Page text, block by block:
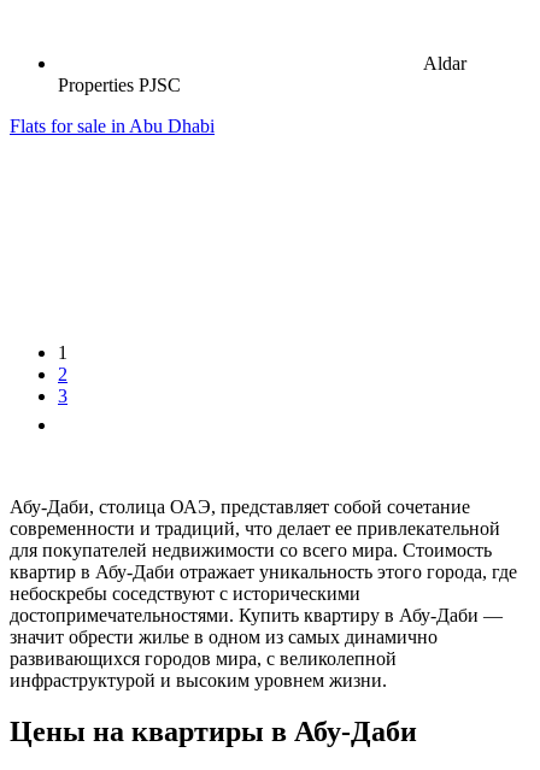
Aldar
Properties PJSC
Flats for sale in Abu Dhabi
1
2
3
Абу-Даби, столица ОАЭ, представляет собой сочетание
современности и традиций, что делает ее привлекательной
для покупателей недвижимости со всего мира. Стоимость
квартир в Абу-Даби отражает уникальность этого города, где
небоскребы соседствуют с историческими
достопримечательностями. Купить квартиру в Абу-Даби —
значит обрести жилье в одном из самых динамично
развивающихся городов мира, с великолепной
инфраструктурой и высоким уровнем жизни.
Цены на квартиры в Абу-Даби